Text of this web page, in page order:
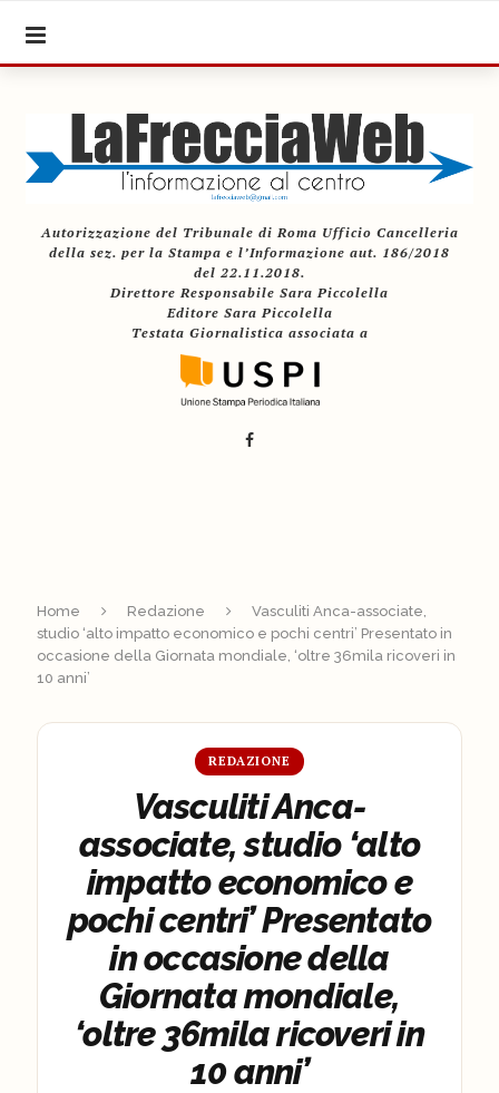
Autorizzazione del Tribunale di Roma Ufficio Cancelleria
della sez. per la Stampa e l’Informazione aut. 186/2018
del 22.11.2018.
Direttore Responsabile Sara Piccolella
Editore Sara Piccolella
Testata Giornalistica associata a
Home Redazione
Vasculiti Anca-associate,
studio ‘alto impatto economico e pochi centri’ Presentato in
occasione della Giornata mondiale, ‘oltre 36mila ricoveri in
10 anni’
REDAZIONE
Vasculiti Anca-
associate, studio ‘alto
impatto economico e
pochi centri’ Presentato
in occasione della
Giornata mondiale,
‘oltre 36mila ricoveri in
10 anni’